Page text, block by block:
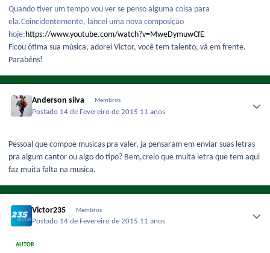
Quando tiver um tempo vou ver se penso alguma coisa para
ela.Coincidentemente, lancei uma nova composição
hoje:https://www.youtube.com/watch?v=MweDymuwCfE
Ficou ótima sua música, adorei Victor, você tem talento, vá em frente.
Parabéns!
Anderson silva Membros
Postado 14 de Fevereiro de 2015 11 anos
Pessoal que compoe musicas pra valer, ja pensaram em enviar suas letras
pra algum cantor ou algo do tipo? Bem,creio que muita letra que tem aqui
faz muita falta na musica.
Victor235 Membros
Postado 14 de Fevereiro de 2015 11 anos
AUTOR